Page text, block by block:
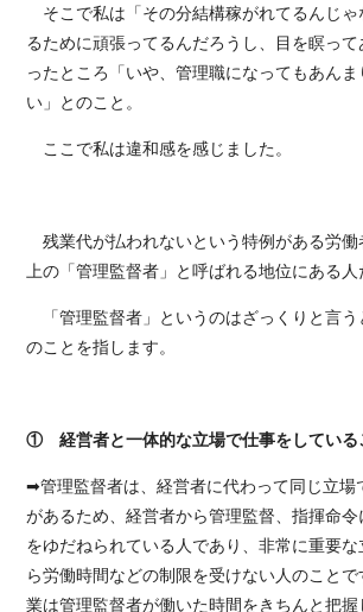
そこで私は「その分結構稼がれてるんじゃ
るために頑張ってるんだろうし、目を瞑っ
ったところ「いや、管理職になってもあん
い」とのこと。
ここで私は違和感を感じました。
残業代が払われないという特例がある労
上の「管理監督者」と呼ばれる地位にある人
「管理監督者」というのはざっくりと言う
のことを指します。
① 経営者と一体的な立場で仕事をしている
➡管理監督者は、経営者に代わって同じ立場
があるため、経営者から管理監督、指揮命
をゆだねられている人であり、非常に重要
ら労働時間などの制限を受けない人のこと
業は管理監督者が働いた時間をきちんと把